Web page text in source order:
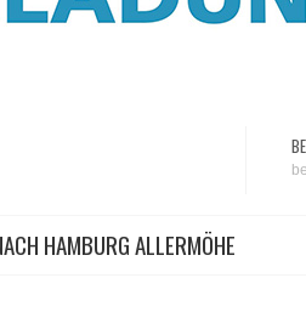
HAMBURG ALLERMÖHE